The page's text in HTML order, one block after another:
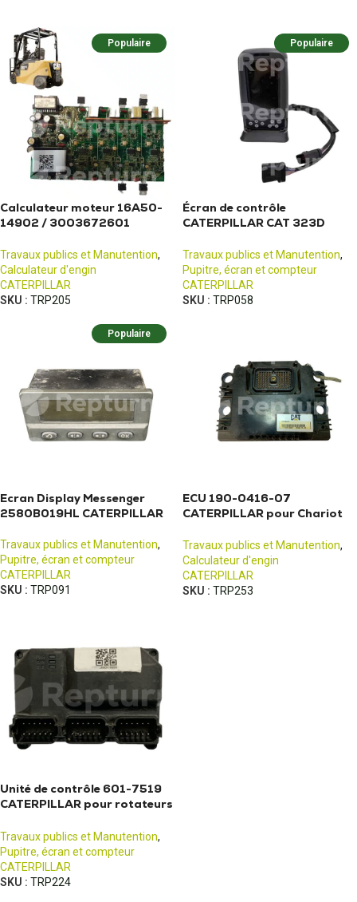
Populaire
Calculateur moteur 16A50-
14902 / 3003672601
Travaux publics et Manutention,
Calculateur d'engin
CATERPILLAR
SKU : TRP205
Populaire
Écran de contrôle
CATERPILLAR CAT 323D
Travaux publics et Manutention,
Pupitre, écran et compteur
CATERPILLAR
SKU : TRP058
Populaire
Ecran Display Messenger
2580B019HL CATERPILLAR
Travaux publics et Manutention,
Pupitre, écran et compteur
CATERPILLAR
SKU : TRP091
ECU 190-0416-07
CATERPILLAR pour Chariot
Travaux publics et Manutention,
Calculateur d'engin
CATERPILLAR
SKU : TRP253
Unité de contrôle 601-7519
CATERPILLAR pour rotateurs
Travaux publics et Manutention,
Pupitre, écran et compteur
CATERPILLAR
SKU : TRP224